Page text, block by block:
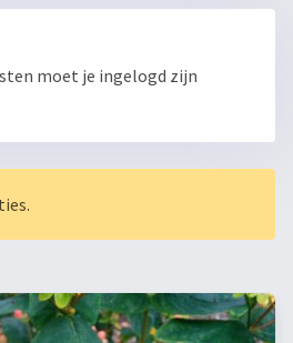
moet je ingelogd zijn